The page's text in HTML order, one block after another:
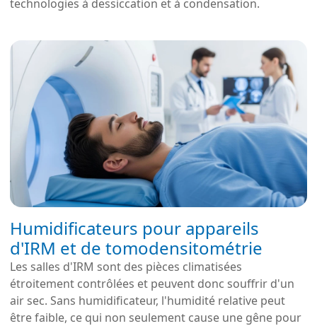
technologies à dessiccation et à condensation.
Humidificateurs pour appareils
d'IRM et de tomodensitométrie
Les salles d'IRM sont des pièces climatisées
étroitement contrôlées et peuvent donc souffrir d'un
air sec. Sans humidificateur, l'humidité relative peut
être faible, ce qui non seulement cause une gêne pour